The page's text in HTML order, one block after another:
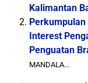
Kalimantan
Interest
Penguatan
MANDALA...